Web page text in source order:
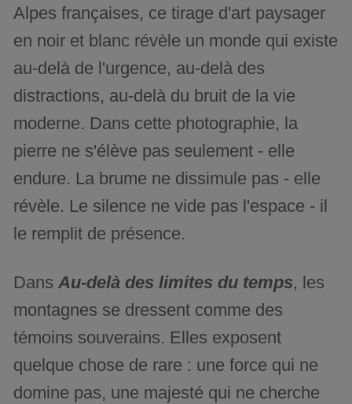
Alpes françaises, ce tirage d'art paysager
en noir et blanc révèle un monde qui existe
au-delà de l'urgence, au-delà des
distractions, au-delà du bruit de la vie
moderne. Dans cette photographie, la
pierre ne s'élève pas seulement - elle
endure. La brume ne dissimule pas - elle
révèle. Le silence ne vide pas l'espace - il
le remplit de présence.
DansAu-delà des limites du temps, les
montagnes se dressent comme des
témoins souverains. Elles exposent
quelque chose de rare : une force qui ne
domine pas, une majesté qui ne cherche